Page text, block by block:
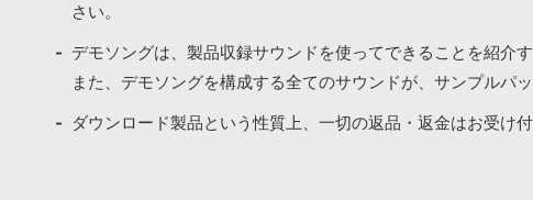
さい。
デモソングは、製品収録サウンドを使ってできることを紹介
また、デモソングを構成する全てのサウンドが、サンプルパ
ダウンロード製品という性質上、一切の返品・返金はお受け付